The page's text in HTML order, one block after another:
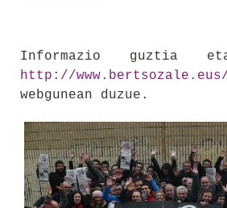
Informazio guztia
http://
webgunean duzue.